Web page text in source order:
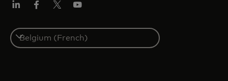
Select
a
country